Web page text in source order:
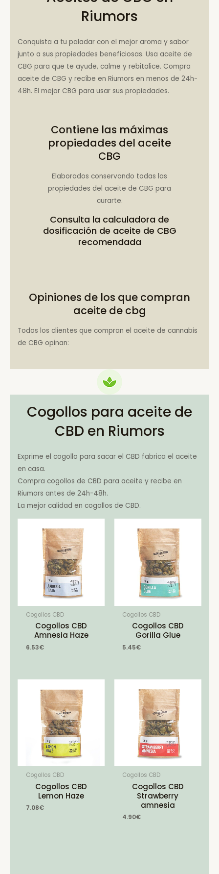
Riumors
Conquista a tu paladar con el mejor aroma y sabor
junto a sus propiedades beneficiosas. Usa aceite de
CBG para que te ayude, calme y rebitalice. Compra
aceite de CBG y recíbe en Riumors en menos de 24h-
48h. El mejor CBG para usar sus propiedades.
Contiene las máximas
propiedades del aceite
CBG
Elaborados conservando todas las
propiedades del aceite de CBG para
curarte.
Consulta la calculadora de
dosificación de aceite de CBG
recomendada
Opiniones de los que compran
aceite de cbg
Todos los clientes que compran el aceite de cannabis
de CBG opinan:
Cogollos para aceite de
CBD en Riumors
Exprime el cogollo para sacar el CBD fabrica el aceite
en casa.
Compra cogollos de CBD para aceite y recibe en
Riumors antes de 24h-48h.
La mejor calidad en cogollos de CBD.
Cogollos CBD
Cogollos CBD
Amnesia Haze
6.53€
Cogollos CBD
Cogollos CBD
Gorilla Glue
5.45€
Cogollos CBD
Cogollos CBD
Lemon Haze
7.08€
Cogollos CBD
Cogollos CBD
Strawberry
amnesia
4.90€